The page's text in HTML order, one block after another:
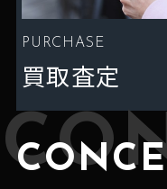
PURCHASE
買取査定